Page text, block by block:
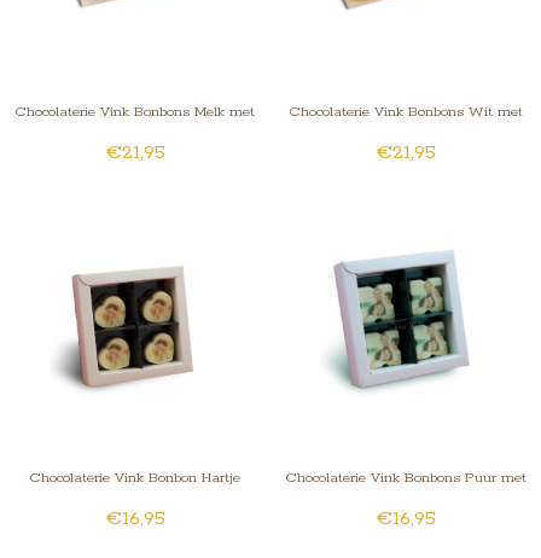
Chocolaterie Vink Bonbons Melk met
Foto/Logo 3 stuks
€21,95
Chocolaterie Vink Bonbons Wit met
Foto/Logo 3 stuks
€21,95
Chocolaterie Vink Bonbon Hartje
Melk met Foto/Logo 4 stuks
€16,95
Chocolaterie Vink Bonbons Puur met
Foto/Logo 4 stuks
€16,95